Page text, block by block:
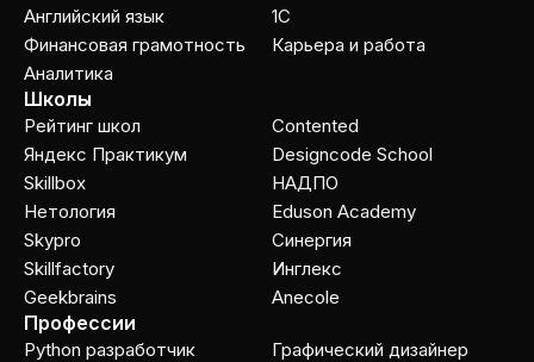
Английский язык
Финансовая грамотность
Аналитика
1C
Карьера и работа
Школы
Рейтинг школ
Яндекс Практикум
Skillbox
Нетология
Skypro
Skillfactory
Geekbrains
Contented
Designcode School
НАДПО
Eduson Academy
Cинергия
Инглекс
Anecole
Профессии
Python разработчик
Графический дизайнер